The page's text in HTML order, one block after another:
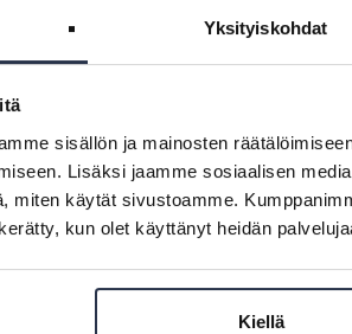
Yksityiskohdat
sisällön ja mainosten
Lisäksi jaamme sosiaalisen
miten käytät sivustoamme.
kun olet käyttänyt heidän
Kiellä
ja ympäristövastuu. Isännöintialalla
ohje, joka on samalla tarkoitettu
ISA ry ja Suomen
ja luovat perustan toimivalle yhteistyölle. -